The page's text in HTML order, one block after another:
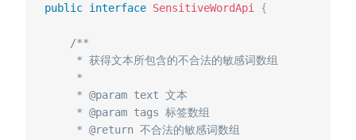
public interface SensitiveWordApi {
/**
     * 获得文本所包含的不合法的敏感词数组
     *
     * @param text 文本
     * @param tags 标签数组
     * @return 不合法的敏感词数组